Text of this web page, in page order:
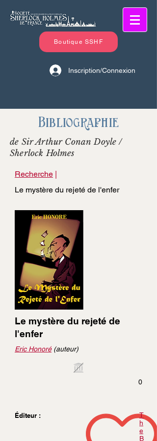
Boutique SSHF
Inscription/Connexion
Bibliographie
de Sir Arthur Conan Doyle /
Sherlock Holmes
Recherche |
Le mystère du rejeté de l'enfer
Le mystère du rejeté de
l'enfer
Eric Honoré(auteur)
0
Éditeur :
T
h
e
B